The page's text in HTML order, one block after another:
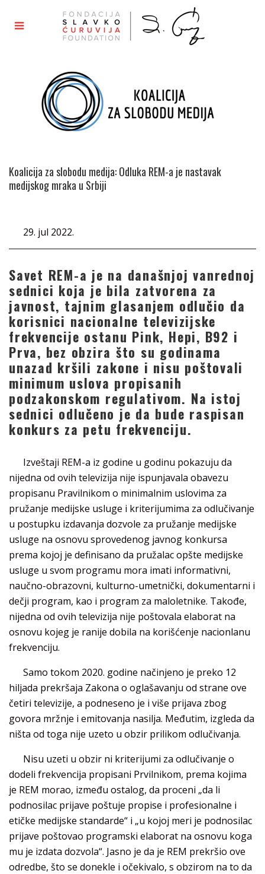
Koalicija za slobodu medija: Odluka REM-a je nastavak
medijskog mraka u Srbiji
29. jul 2022.
Savet REM-a je na današnjoj vanrednoj
sednici koja je bila zatvorena za
javnost, tajnim glasanjem odlučio da
korisnici nacionalne televizijske
frekvencije ostanu Pink, Hepi, B92 i
Prva, bez obzira što su godinama
unazad kršili zakone i nisu poštovali
minimum uslova propisanih
podzakonskom regulativom. Na istoj
sednici odlučeno je da bude raspisan
konkurs za petu frekvenciju.
Izveštaji REM-a iz godine u godinu pokazuju da
nijedna od ovih televizija nije ispunjavala obavezu
propisanu Pravilnikom o minimalnim uslovima za
pružanje medijske usluge i kriterijumima za odlučivanje
u postupku izdavanja dozvole za pružanje medijske
usluge na osnovu sprovedenog javnog konkursa
prema kojoj je definisano da pružalac opšte medijske
usluge u svom programu mora imati informativni,
naučno-obrazovni, kulturno-umetnički, dokumentarni i
dečji program, kao i program za maloletnike. Takođe,
nijedna od ovih televizija nije poštovala elaborat na
osnovu kojeg je ranije dobila na korišćenje nacionlanu
frekvenciju.
Samo tokom 2020. godine načinjeno je preko 12
hiljada prekršaja Zakona o oglašavanju od strane ove
četiri televizije, a podneseno je i više prijava zbog
govora mržnje i emitovanja nasilja. Međutim, izgleda da
ništa od toga nije uzeto u obzir prilikom odlučivanja.
Nisu uzeti u obzir ni kriterijumi za odlučivanje o
dodeli frekvencija propisani Prvilnikom, prema kojima
je REM morao, između ostalog, da proceni „da li
podnosilac prijave poštuje propise i profesionalne i
etičke medijske standarde“ i „u kojoj meri je podnosilac
prijave poštovao programski elaborat na osnovu koga
mu je izdata dozvola“. Jasno je da je REM prekršio ove
odredbe, što se donekle i očekivalo, s obzirom na to da